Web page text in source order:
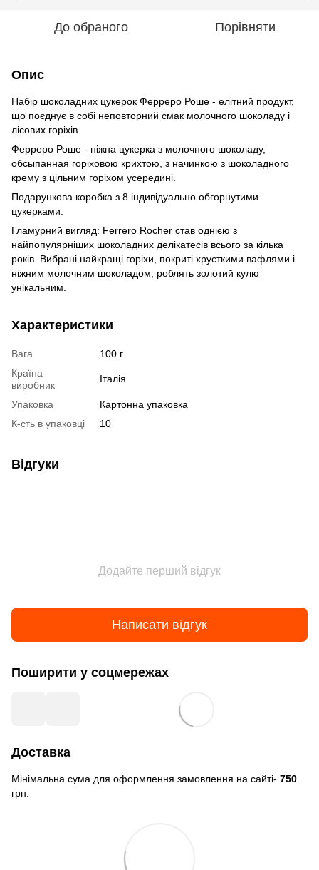
До обраного Порівняти
Опис
Набір шоколадних цукерок Ферреро Роше - елітний продукт,
що поєднує в собі неповторний смак молочного шоколаду і
лісових горіхів.
Ферреро Роше - ніжна цукерка з молочного шоколаду,
обсыпанная горіховою крихтою, з начинкою з шоколадного
крему з цільним горіхом усередині.
Подарункова коробка з 8 індивідуально обгорнутими
цукерками.
Гламурний вигляд: Ferrero Rocher став однією з
найпопулярніших шоколадних делікатесів всього за кілька
років. Вибрані найкращі горіхи, покриті хрусткими вафлями і
ніжним молочним шоколадом, роблять золотий кулю
унікальним.
Характеристики
Вага
100 г
Країна
виробник
Італія
Упаковка
Картонна упаковка
К-сть в упаковці
10
Відгуки
Додайте перший відгук
Написати відгук
Поширити у соцмережах
Доставка
Мінімальна сума для оформлення замовлення на сайті- 750
грн.